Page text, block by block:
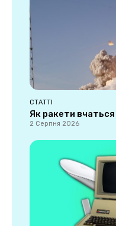
СТАТТІ
Як ракети
2 Серпня 2026